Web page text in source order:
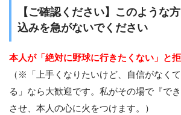
【ご確認ください】このような
込みを急がないでください
本人が「絶対に野球に行きたくない」と
（※「上手くなりたいけど、自信がなく
る」なら大歓迎です。私がその場で『で
させ、本人の心に火をつけます。）